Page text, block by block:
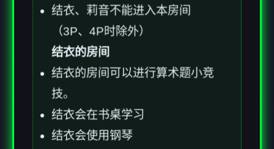
结衣、莉音不能进入本房间
（3P、4P时除外）
结衣的房间
结衣的房间可以进行算术题小竞
技。
结衣会在书桌学习
结衣会使用钢琴